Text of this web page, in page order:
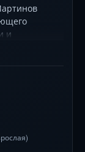
и
(Сэм
понять
—
каркаса в